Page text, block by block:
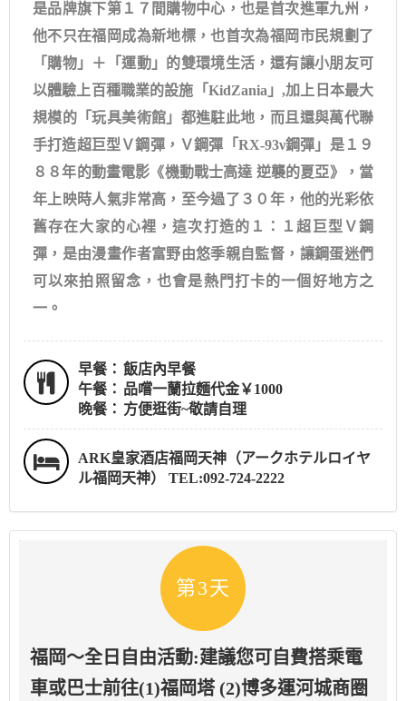
是品牌旗下第１７間購物中心，也是首次進軍九州，
他不只在福岡成為新地標，也首次為福岡市民規劃了
「購物」＋「運動」的雙環境生活，還有讓小朋友可
以體驗上百種職業的設施「KidZania」,加上日本最大
規模的「玩具美術館」都進駐此地，而且還與萬代聯
手打造超巨型Ｖ鋼彈，Ｖ鋼彈「RX-93ν鋼彈」是１９
８８年的動畫電影《機動戰士高達 逆襲的夏亞》，當
年上映時人氣非常高，至今過了３０年，他的光彩依
舊存在大家的心裡，這次打造的１：１超巨型Ｖ鋼
彈，是由漫畫作者富野由悠季親自監督，讓鋼蛋迷們
可以來拍照留念，也會是熱門打卡的一個好地方之
一。
早餐： 飯店內早餐
午餐： 品嚐一蘭拉麵代金￥1000
晚餐： 方便逛街~敬請自理
ARK皇家酒店福岡天神（アークホテルロイヤ
ル福岡天神） TEL:092-724-2222
第3天
福岡～全日自由活動:建議您可自費搭乘電
車或巴士前往(1)福岡塔 (2)博多運河城商圈